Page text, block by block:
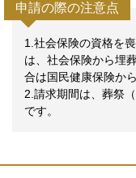
申請の際の注意点
1.社会保険の資格を
は、社会保険から埋
合は国民健康保険か
2.請求期間は、葬祭
です。